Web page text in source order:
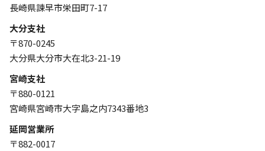
長崎県諫早市栄田町7-17
大分支社
〒870-0245
大分県大分市大在北3-21-19
宮崎支社
〒880-0121
宮崎県宮崎市大字島之内7343番地3
延岡営業所
〒882-0017